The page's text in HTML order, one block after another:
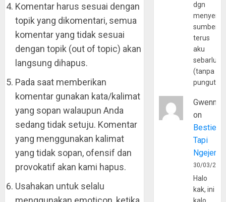
Komentar harus sesuai dengan
topik yang dikomentari, semua
komentar yang tidak sesuai
dengan topik (out of topic) akan
langsung dihapus.
Pada saat memberikan
komentar gunakan kata/kalimat
yang sopan walaupun Anda
sedang tidak setuju. Komentar
yang menggunakan kalimat
yang tidak sopan, ofensif dan
provokatif akan kami hapus.
Usahakan untuk selalu
dgn
sumber
terus
aku
(tanpa
Gwenny
on
Bestie
Tapi
30/03/
Halo
kak, ini